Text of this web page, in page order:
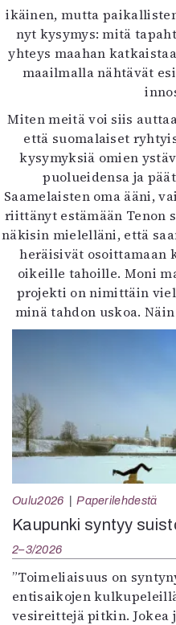
ikäinen, mutta
nyt kysymys: mitä
yhteys maahan
maailmalla nähtävät
Miten meitä voi siis
että suomalaiset
kysymyksiä omien
puolueidensa ja
Saamelaisten oma ääni,
riittänyt estämään Tenon
näkisin mielelläni, että
heräisivät osoittamaan
oikeille tahoille. Moni
projekti on nimittäin
minä tahdon uskoa.
Oulu2026 Paperilehdestä
Kaupunki syntyy
2–3/2026
”Toimeliaisuus on
entisaikojen
vesireittejä pitkin. Jokea